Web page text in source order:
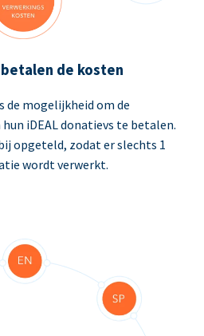
de kosten
de mogelijkheid om de
iDEAL donatievs te betalen.
opgeteld, zodat er slechts 1
wordt verwerkt.